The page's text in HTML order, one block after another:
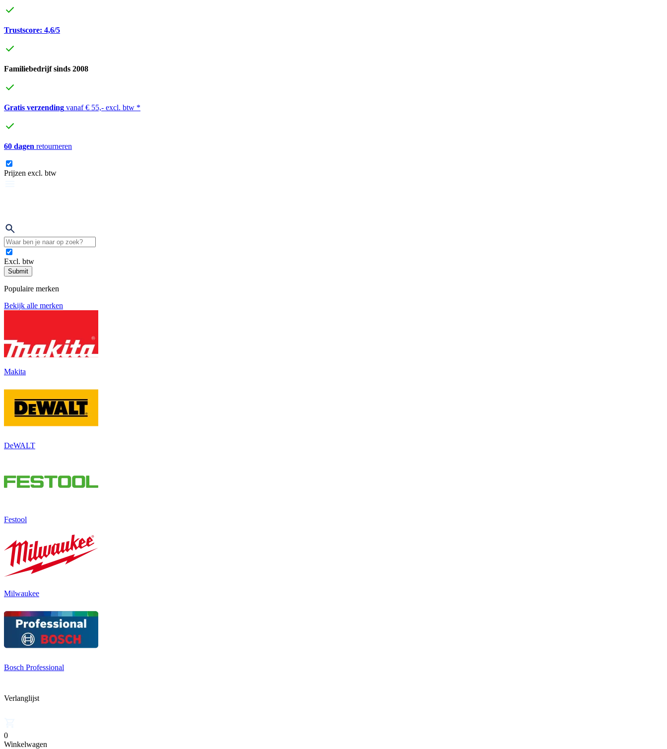
Trustscore: 4,6/5
Familiebedrijf sinds 2008
Gratis verzending vanaf € 55,- excl. btw *
60 dagen retourneren
Prijzen excl. btw
Excl. btw
Submit
Populaire merken
Bekijk alle merken
Makita
DeWALT
Festool
Milwaukee
Bosch Professional
Verlanglijst
0
Winkelwagen